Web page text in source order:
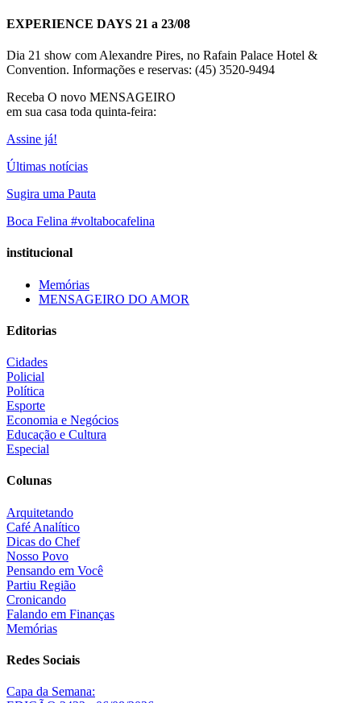
EXPERIENCE DAYS 21 a 23/08
Dia 21 show com Alexandre Pires, no Rafain Palace Hotel &
Convention. Informações e reservas: (45) 3520-9494
Receba O novo MENSAGEIRO
em sua casa toda quinta-feira:
Assine já!
Últimas notícias
Sugira uma Pauta
Boca Felina #voltabocafelina
institucional
Memórias
MENSAGEIRO DO AMOR
Editorias
Cidades
Policial
Política
Esporte
Economia e Negócios
Educação e Cultura
Especial
Colunas
Arquitetando
Café Analítico
Dicas do Chef
Nosso Povo
Pensando em Você
Partiu Região
Cronicando
Falando em Finanças
Memórias
Redes Sociais
Capa da Semana: